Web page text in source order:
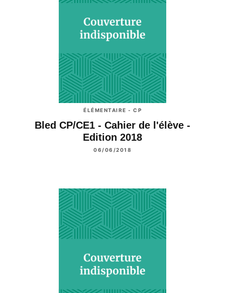
ÉLÉMENTAIRE - CP
Bled CP/CE1 - Cahier de l'élève -
Edition 2018
06/06/2018